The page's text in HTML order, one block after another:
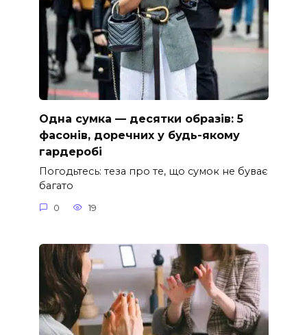
Одна сумка — десятки образів: 5
фасонів, доречних у будь-якому
гардеробі
Погодьтесь: теза про те, що сумок не буває
багато
0 19